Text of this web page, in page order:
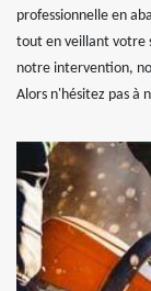
professionnelle en
tout en veillant votre
notre intervention,
Alors n'hésitez pas à